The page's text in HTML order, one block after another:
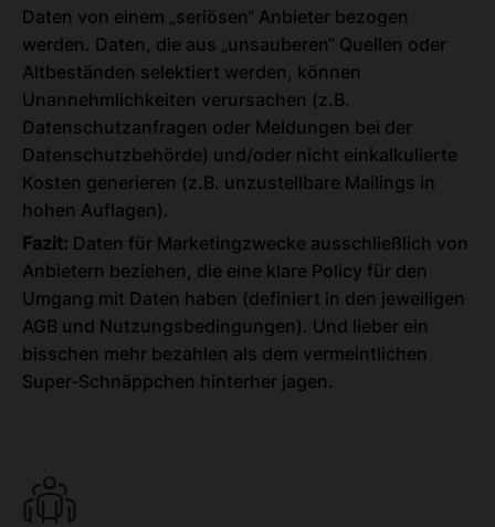
Daten von einem „seriösen“ Anbieter bezogen
werden. Daten, die aus „unsauberen“ Quellen oder
Altbeständen selektiert werden, können
Unannehmlichkeiten verursachen (z.B.
Datenschutzanfragen oder Meldungen bei der
Datenschutzbehörde) und/oder nicht einkalkulierte
Kosten generieren (z.B. unzustellbare Mailings in
hohen Auflagen).
Fazit: Daten für Marketingzwecke ausschließlich von
Anbietern beziehen, die eine klare Policy für den
Umgang mit Daten haben (definiert in den jeweiligen
AGB und Nutzungsbedingungen). Und lieber ein
bisschen mehr bezahlen als dem vermeintlichen
Super-Schnäppchen hinterher jagen.